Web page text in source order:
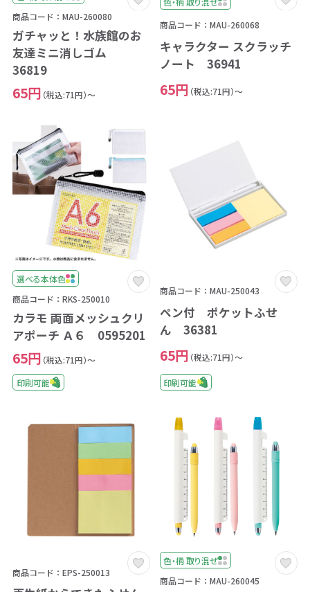
商品コード：MAU-260080
ガチャッと！水族館のお
友達ミニ消しゴム
36819
65円 （税込:71円）～
商品コード：MAU-260068
キャラクター スクラッチ
ノート 36941
65円 （税込:71円）～
選べる本体色
商品コード：RKS-250010
カラモ 両面メッシュクリ
アポーチ Ａ６ 0595201
65円 （税込:71円）～
印刷可能
商品コード：MAU-250043
ペン付 ポケットふせ
ん 36381
65円 （税込:71円）～
印刷可能
商品コード：EPS-250013
色・柄 取り混ぜ
商品コード：MAU-260045